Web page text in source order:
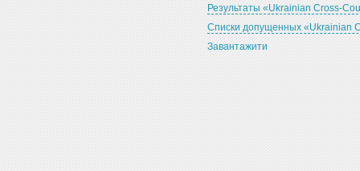
Результаты «Ukrainian Cross-
Списки допущенных «Ukrainian
Завантажити